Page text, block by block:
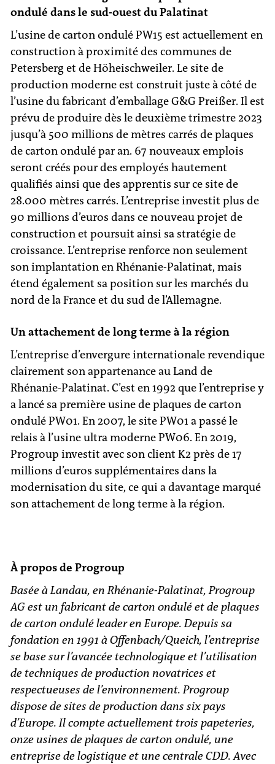
ondulé dans le sud-ouest du Palatinat
L’usine de carton ondulé PW15 est actuellement en
construction à proximité des communes de
Petersberg et de Höheischweiler. Le site de
production moderne est construit juste à côté de
l’usine du fabricant d’emballage G&G Preißer. Il est
prévu de produire dès le deuxième trimestre 2023
jusqu’à 500 millions de mètres carrés de plaques
de carton ondulé par an. 67 nouveaux emplois
seront créés pour des employés hautement
qualifiés ainsi que des apprentis sur ce site de
28.000 mètres carrés. L’entreprise investit plus de
90 millions d’euros dans ce nouveau projet de
construction et poursuit ainsi sa stratégie de
croissance. L’entreprise renforce non seulement
son implantation en Rhénanie-Palatinat, mais
étend également sa position sur les marchés du
nord de la France et du sud de l’Allemagne.
Un attachement de long terme à la région
L’entreprise d’envergure internationale revendique
clairement son appartenance au Land de
Rhénanie-Palatinat. C’est en 1992 que l’entreprise y
a lancé sa première usine de plaques de carton
ondulé PW01. En 2007, le site PW01 a passé le
relais à l’usine ultra moderne PW06. En 2019,
Progroup investit avec son client K2 près de 17
millions d’euros supplémentaires dans la
modernisation du site, ce qui a davantage marqué
son attachement de long terme à la région.
À propos de Progroup
Basée à Landau, en Rhénanie-Palatinat, Progroup
AG est un fabricant de carton ondulé et de plaques
de carton ondulé leader en Europe. Depuis sa
fondation en 1991 à Offenbach/Queich, l’entreprise
se base sur l’avancée technologique et l’utilisation
de techniques de production novatrices et
respectueuses de l’environnement. Progroup
dispose de sites de production dans six pays
d’Europe. Il compte actuellement trois papeteries,
onze usines de plaques de carton ondulé, une
entreprise de logistique et une centrale CDD. Avec